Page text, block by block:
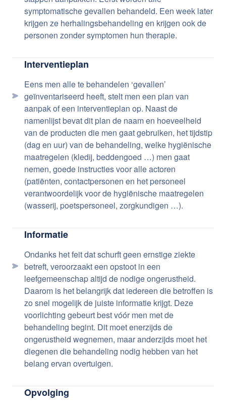
symptomatische gevallen behandeld. Een week later
krijgen ze herhalingsbehandeling en krijgen ook de
personen zonder symptomen hun therapie.
Interventieplan
Eens men alle te behandelen ‘gevallen’
geïnventariseerd heeft, stelt men een plan van
aanpak of een interventieplan op. Naast de
namenlijst bevat dit plan de naam en hoeveelheid
van de producten die men gaat gebruiken, het tijdstip
(dag en uur) van de behandeling, welke hygiënische
maatregelen (kledij, beddengoed …) men gaat
nemen, goede instructies voor alle actoren
(patiënten, contactpersonen en het personeel
verantwoordelijk voor de hygiënische maatregelen
(wasserij, poetspersoneel, zorgkundigen …).
Informatie
Ondanks het feit dat schurft geen ernstige ziekte
betreft, veroorzaakt een opstoot in een
leefgemeenschap altijd de nodige ongerustheid.
Daarom is het belangrijk dat iedereen die betroffen is
zo snel mogelijk de juiste informatie krijgt. Deze
voorlichting gebeurt best vóór men met de
behandeling begint. Dit moet enerzijds de
ongerustheid wegnemen, maar anderzijds moet het
diegenen die behandeling nodig hebben van het
belang ervan overtuigen.
Opvolging